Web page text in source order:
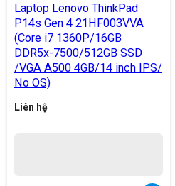
Laptop Lenovo ThinkPad
P14s Gen 4 21HF003VVA
(Core i7 1360P/16GB
DDR5x-7500/512GB SSD
/VGA A500 4GB/14 inch IPS/
No OS)
Liên hệ